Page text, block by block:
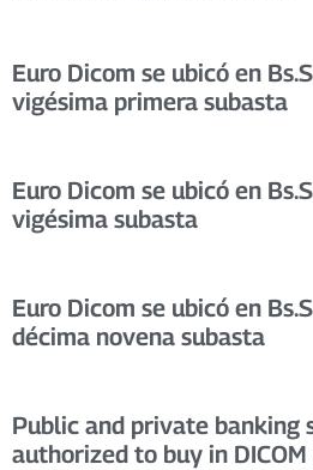
Euro Dicom se ubicó en
vigésima primera subasta
Euro Dicom se ubicó en
vigésima subasta
Euro Dicom se ubicó en
décima novena subasta
Public and private banking
authorized to buy in